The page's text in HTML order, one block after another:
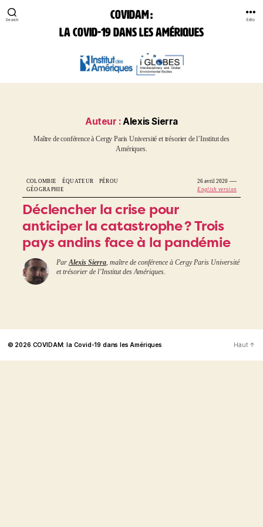
Search
COVIDAM :
la Covid-19 dans les Amériques
les
Édito
Auteur :Alexis Sierra
maître de conférence à Cergy Paris Université et trésorier de l’Institut des
Amériques.
COLOMBIE ÉQUATEUR
PÉROU
GÉOGRAPHIE
26 avril 2020 —
English version
Déclencher la crise pour
anticiper la catastrophe ? Trois
pays andins face à la pandémie
ParAlexis Sierra, maître de conférence à Cergy Paris Université
et trésorier de l’Institut des Amériques.
© 2026 COVIDAM: la Covid-19 dans les Amériques Haut ↑